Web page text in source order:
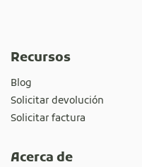
Recursos
Blog
Solicitar devolución
Solicitar factura
Acerca de